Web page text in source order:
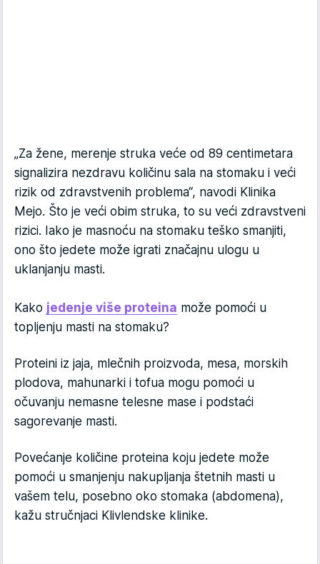
„Za žene, merenje struka veće od 89 centimetara
signalizira nezdravu količinu sala na stomaku i veći
rizik od zdravstvenih problema“, navodi Klinika
Mejo. Što je veći obim struka, to su veći zdravstveni
rizici. Iako je masnoću na stomaku teško smanjiti,
ono što jedete može igrati značajnu ulogu u
uklanjanju masti.
Kako jedenje više proteina može pomoći u
topljenju masti na stomaku?
Proteini iz jaja, mlečnih proizvoda, mesa, morskih
plodova, mahunarki i tofua mogu pomoći u
očuvanju nemasne telesne mase i podstaći
sagorevanje masti.
Povećanje količine proteina koju jedete može
pomoći u smanjenju nakupljanja štetnih masti u
vašem telu, posebno oko stomaka (abdomena),
kažu stručnjaci Klivlendske klinike.